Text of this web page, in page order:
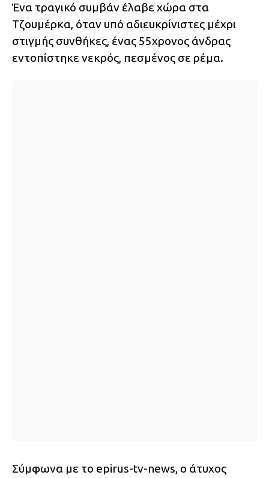
Ένα τραγικό συμβάν έλαβε χώρα στα
Τζουμέρκα, όταν υπό αδιευκρίνιστες μέχρι
στιγμής συνθήκες, ένας 55χρονος άνδρας
εντοπίστηκε νεκρός, πεσμένος σε ρέμα.
Σύμφωνα με το epirus-tv-news, ο άτυχος